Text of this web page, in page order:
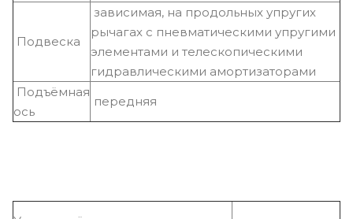
Подвеска
зависимая, на продольных упругих
рычагах с пневматическими упругими
элементами и телескопическими
гидравлическими амортизаторами
Подъёмная
ось
передняя